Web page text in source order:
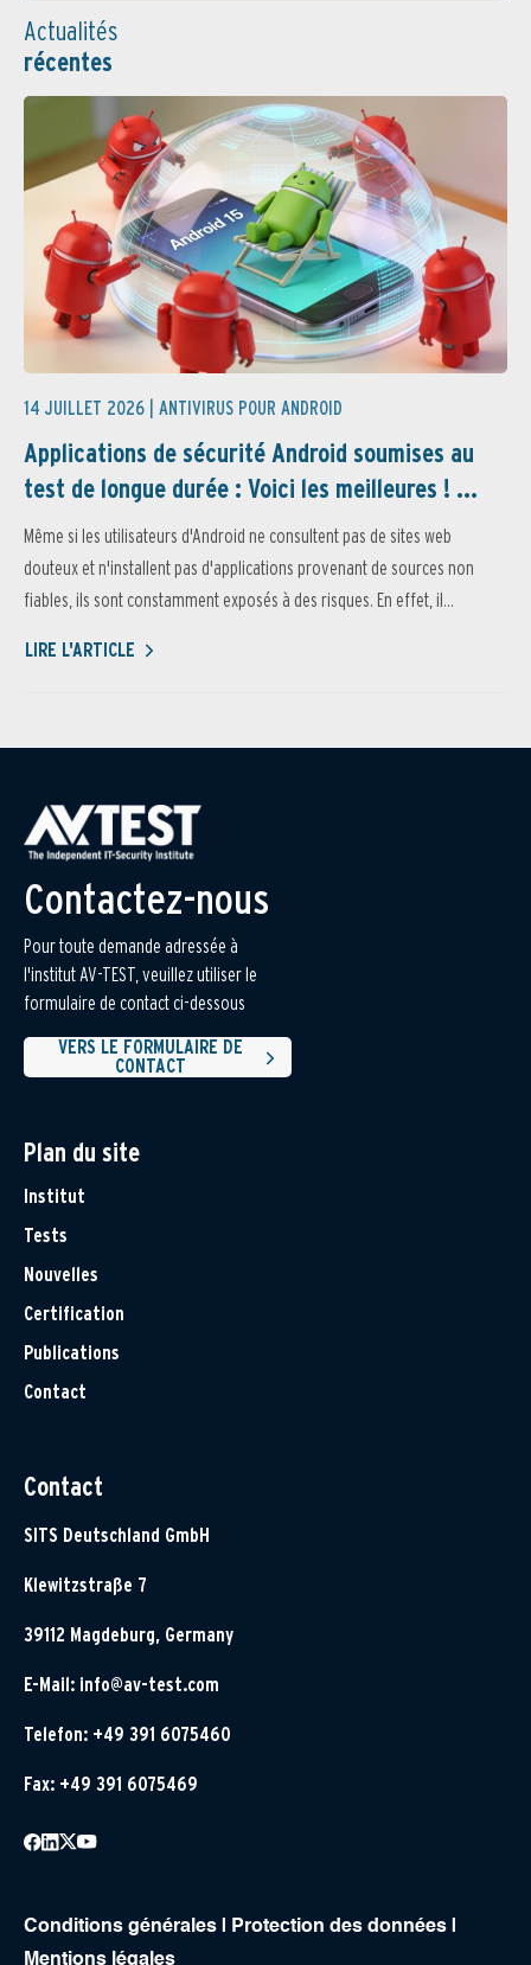
Actualités
récentes
14 JUILLET 2026 | ANTIVIRUS POUR ANDROID
Applications de sécurité Android soumises au
test de longue durée : Voici les meilleures ! ...
Même si les utilisateurs d'Android ne consultent pas de sites web
douteux et n'installent pas d'applications provenant de sources non
fiables, ils sont constamment exposés à des risques. En effet, il...
LIRE L'ARTICLE
Contactez-nous
Pour toute demande adressée à
l'institut AV-TEST, veuillez utiliser le
formulaire de contact ci-dessous
VERS LE FORMULAIRE DE
CONTACT
Plan du site
Institut
Tests
Nouvelles
Certification
Publications
Contact
Contact
SITS Deutschland GmbH
Klewitzstraße 7
39112 Magdeburg, Germany
E-Mail: info@av-test.com
Telefon: +49 391 6075460
Fax: +49 391 6075469
Conditions générales | Protection des données |
Mentions légales